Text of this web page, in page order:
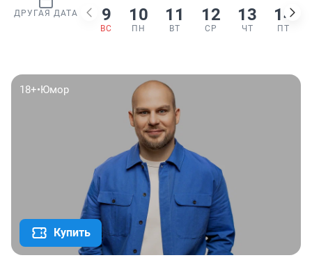
ДРУГАЯ ДАТА 9
ВС
10
ПН
11
ВТ
12
СР
13
ЧТ
14
ПТ
18+•Юмор
Купить